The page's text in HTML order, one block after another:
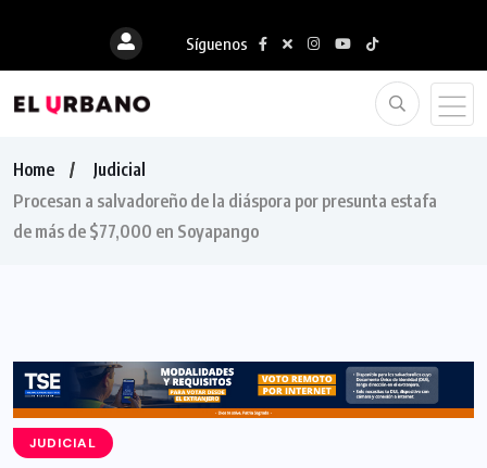
Síguenos
Home
Judicial
Procesan a salvadoreño de la diáspora por presunta estafa
de más de $77,000 en Soyapango
JUDICIAL